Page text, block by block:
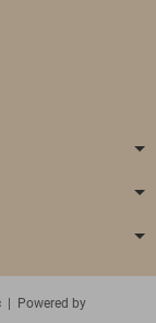
| Powered by